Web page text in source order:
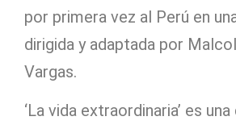
por primera vez al Perú en
dirigida y adaptada por
Vargas.
‘La vida extraordinaria’ es